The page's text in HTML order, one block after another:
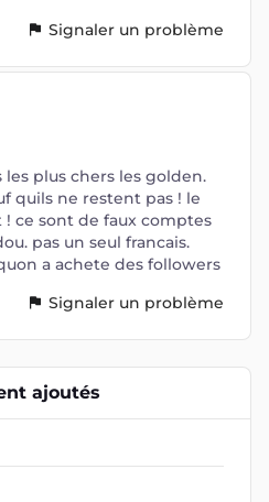
Signaler un problème
plus chers les golden.
quils ne restent pas ! le
ce sont de faux comptes
pas un seul francais.
a achete des followers
Signaler un problème
ajoutés